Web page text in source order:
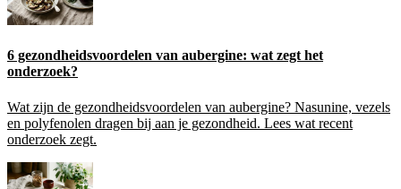
6 gezondheidsvoordelen van aubergine: wat zegt het
onderzoek?
Wat zijn de gezondheidsvoordelen van aubergine? Nasunine, vezels
en polyfenolen dragen bij aan je gezondheid. Lees wat recent
onderzoek zegt.